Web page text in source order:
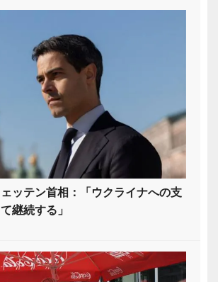
ッテン首相：「ウクライナへの支
継続する」